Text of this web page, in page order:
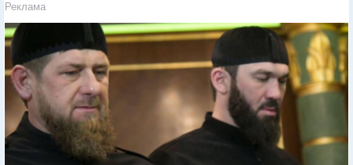
Реклама